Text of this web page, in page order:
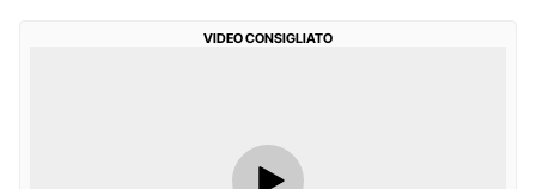
VIDEO CONSIGLIATO